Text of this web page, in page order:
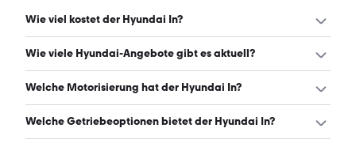
Wie viel kostet der Hyundai In?
Ein guter Preis für einen Hyundai In liegt zwischen 20.940
monatlich. (Stand: 8.8.2026)
Wie viele Hyundai-Angebote gibt es aktuell?
Es gibt insgesamt 1.963 Hyundai bei mobile.de, davon
Welche Motorisierung hat der Hyundai In?
Der Hyundai In hat Leistungen zwischen 87 und 288 PS.
Welche Getriebeoptionen bietet der Hyundai In?